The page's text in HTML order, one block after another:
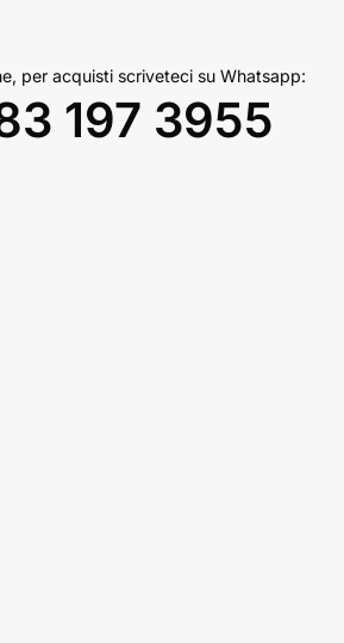
per acquisti scriveteci su Whatsapp:
197 3955